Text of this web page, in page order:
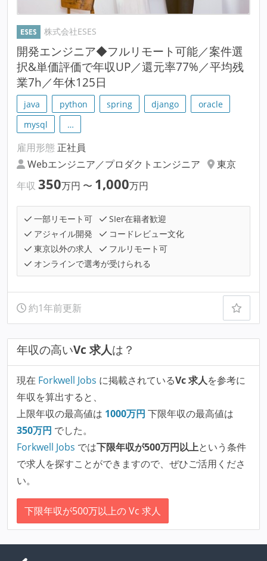
株式会社ESES
開発エンジニア◆フルリモート可能／案件選
択&単価評価で年収UP／還元率77%／平均残
業7h／年休125日
java python spring django
oracle
mysql
…
雇用形態 正社員
Webエンジニア／プロダクトエンジニア
東京
年収 350万円 〜 1,000万円
一部リモート可
SIer在籍者歓迎
アジャイル開発
コードレビュー文化
東京以外の求人
フルリモート可
オンラインで選考が受けられる
約1年前更新
年収の高いVc 求人は？
現在 Forkwell Jobs に掲載されているVc 求人を参考に
年収を算出すると、
上限年収の最高値は 1000万円 下限年収の最高値は
350万円 でした。
Forkwell Jobs では下限年収が500万円以上という条件
で求人を探すことができますので、ぜひご活用くださ
い。
下限年収が500万以上の Vc 求人